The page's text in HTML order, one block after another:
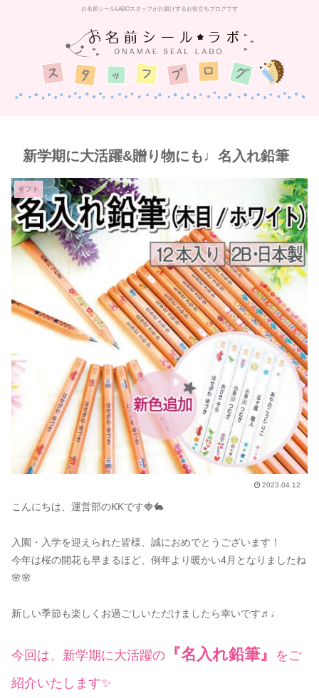
お名前シールLABOスタッフがお届けするお役立ちブログです
新学期に大活躍&贈り物にも♩名入れ鉛筆
ギフト
2023.04.12
こんにちは、運営部のKKです🍓🐇
入園・入学を迎えられた皆様、誠におめでとうございます！
今年は桜の開花も早まるほど、例年より暖かい4月となりましたね
🌸🌸
新しい季節も楽しくお過ごしいただけましたら幸いです♬♩
今回は、新学期に大活躍の 『名入れ鉛筆』
をご
紹介いたします✨